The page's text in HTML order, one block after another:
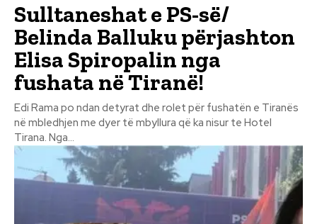
Sulltaneshat e PS-së/
Belinda Balluku përjashton
Elisa Spiropalin nga
fushata në Tiranë!
Edi Rama po ndan detyrat dhe rolet për fushatën e Tiranës
në mbledhjen me dyer të mbyllura që ka nisur te Hotel
Tirana. Nga...